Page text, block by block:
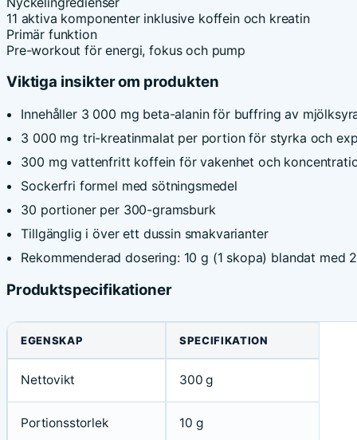
11 aktiva komponenter inklusive koffein och kreatin
Primär funktion
Pre-workout för energi, fokus och pump
Viktiga insikter om produkten
Innehåller 3 000 mg beta-alanin för buffring av
3 000 mg tri-kreatinmalat per portion för styrka och
300 mg vattenfritt koffein för vakenhet och
Sockerfri formel med sötningsmedel
30 portioner per 300-gramsburk
Tillgänglig i över ett dussin smakvarianter
Rekommenderad dosering: 10 g (1 skopa) blandat med
Produktspecifikationer
EGENSKAP SPECIFIKATION
Nettovikt 300 g
Portionsstorlek 10 g